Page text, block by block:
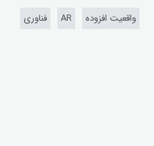
واقعیت افزوده AR فناوری